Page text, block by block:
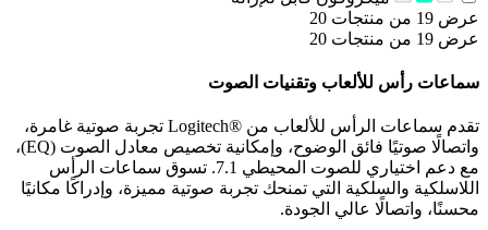
عرض 19 من منتجات 20
عرض 19 من منتجات 20
سماعات رأس للألعاب وتقنيات الصوت
تقدم سماعات الرأس للألعاب من Logitech®‎ تجربة صوتية غامرة،
واتصالًا صوتيًا فائق الوضوح، وإمكانية تخصيص معادل الصوت (EQ)،
مع دعم اختياري للصوت المحيطي 7.1. تسوق سماعات الرأس
اللاسلكية والسلكية التي تمنحك تجربة صوتية مميزة، وإدراكًا مكانيًا
محسنًا، واتصالًا عالي الجودة.